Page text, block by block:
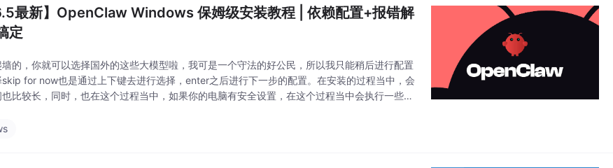
最新】OpenClaw Windows 保姆级安装教程 | 依赖配置+报错解
定
的，你就可以选择国外的这些大模型啦，我可是一个守法的好公民，所以我只能稍后进行配置
skip for now也是通过上下键去进行选择，enter之后进行下一步的配置。在安装的过程当中，会
比较长，同时，也在这个过程当中，如果你的电脑有安全设置，在这个过程当中会执行一些操